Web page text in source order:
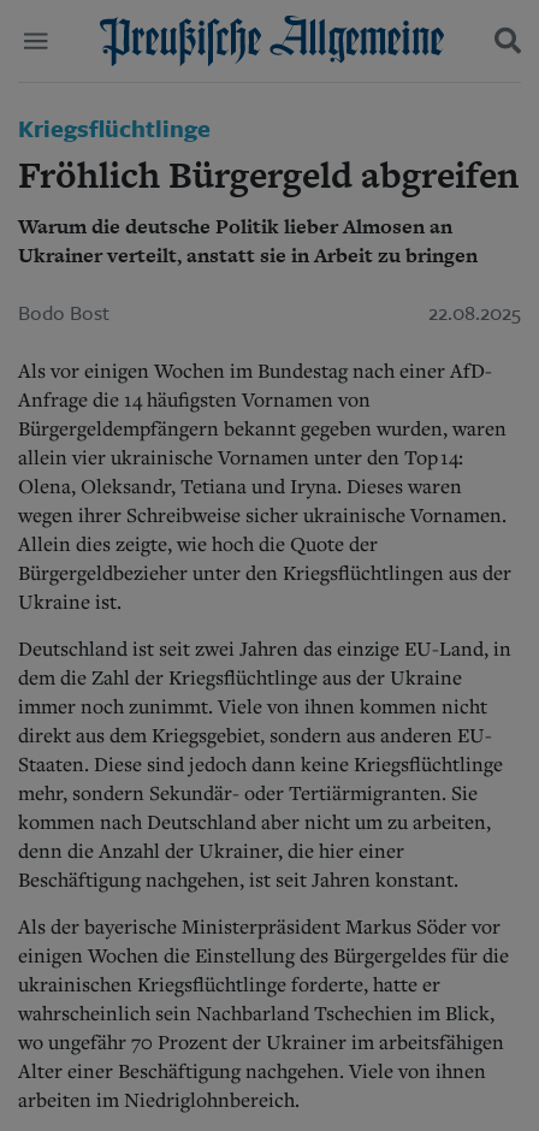
Start
Wer wir sind
Aktuelle Ausgabe
Abonnenten-Login
Abonnent werden
Archiv
Mediadaten
Wirtschaft
Panorama
Gesellschaft
Leben
Berlin-Brandenburg
Schlesien
Danzig und Westpreußen
Bücher
Kontakt
Impressum
Datenschutz
Suchen und finden
Kriegsflüchtlinge
Fröhlich Bürgergeld abgreifen
Warum die deutsche Politik lieber Almosen an
Ukrainer verteilt, anstatt sie in Arbeit zu bringen
Bodo Bost 22.08.2025
Als vor einigen Wochen im Bundestag nach einer AfD-
Anfrage die 14 häufigsten Vornamen von
Bürgergeldempfängern bekannt gegeben wurden, waren
allein vier ukrainische Vornamen unter den Top 14:
Olena, Oleksandr, Tetiana und Iryna. Dieses waren
wegen ihrer Schreibweise sicher ukrainische Vornamen.
Allein dies zeigte, wie hoch die Quote der
Bürgergeldbezieher unter den Kriegsflüchtlingen aus der
Ukraine ist.
Deutschland ist seit zwei Jahren das einzige EU-Land, in
dem die Zahl der Kriegsflüchtlinge aus der Ukraine
immer noch zunimmt. Viele von ihnen kommen nicht
direkt aus dem Kriegsgebiet, sondern aus anderen EU-
Staaten. Diese sind jedoch dann keine Kriegsflüchtlinge
mehr, sondern Sekundär- oder Tertiärmigranten. Sie
kommen nach Deutschland aber nicht um zu arbeiten,
denn die Anzahl der Ukrainer, die hier einer
Beschäftigung nachgehen, ist seit Jahren konstant.
Als der bayerische Ministerpräsident Markus Söder vor
einigen Wochen die Einstellung des Bürgergeldes für die
ukrainischen Kriegsflüchtlinge forderte, hatte er
wahrscheinlich sein Nachbarland Tschechien im Blick,
wo ungefähr 70 Prozent der Ukrainer im arbeitsfähigen
Alter einer Beschäftigung nachgehen. Viele von ihnen
arbeiten im Niedriglohnbereich.